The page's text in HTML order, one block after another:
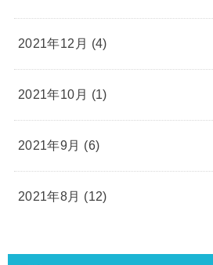
2021年12月 (4)
2021年10月 (1)
2021年9月 (6)
2021年8月 (12)